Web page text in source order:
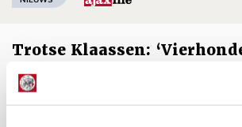
Trotse Klaassen:
voor mijn club is heel